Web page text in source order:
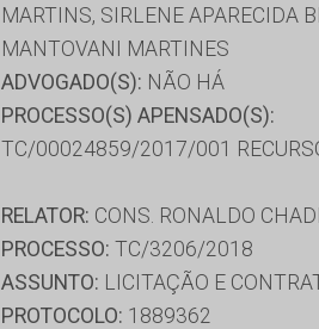
MARTINS, SIRLENE APARECIDA
MANTOVANI MARTINES
ADVOGADO(S): NÃO HÁ
PROCESSO(S) APENSADO(S):
TC/00024859/2017/001
RELATOR: CONS. RONALDO
PROCESSO: TC/3206/2018
ASSUNTO: LICITAÇÃO E
PROTOCOLO: 1889362